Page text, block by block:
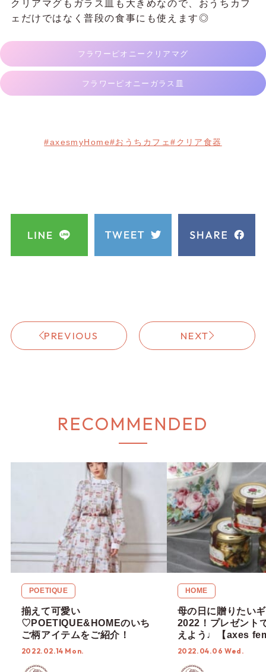
クリアマグもガラス皿も大きめなので、おうちカフ
ェだけではなく普段の食事にも使えます◎
フラワーピオニークリアマグ
フラワーピオニーガラス皿
#axesmyHome#おうちカフェ#クリア食器
PREVIOUS NEXT
RECOMMENDED
POETIQUE
揃えて可愛い
♡POETIQUE&HOMEのいち
ご柄アイテムをご紹介！
2022.02.14 Mon.
HOME
母の日に贈りたい
2022！プレゼント
えよう♩【axes
HOME】
2022.04.06 Wed.